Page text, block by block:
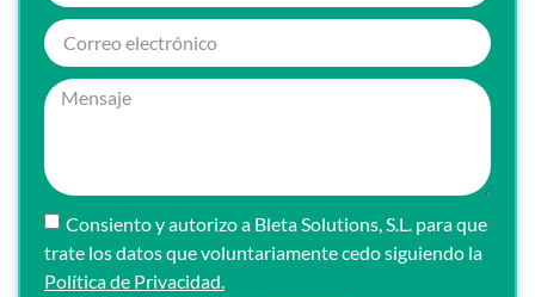
Consiento y autorizo a Bleta Solutions, S.L. para que
trate los datos que voluntariamente cedo siguiendo la
Política de Privacidad.